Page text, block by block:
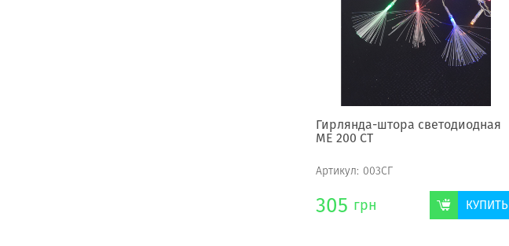
Гирлянда-штора светодиодная
МЕ 200 СТ
Артикул: 003СГ
305 грн КУПИТЬ